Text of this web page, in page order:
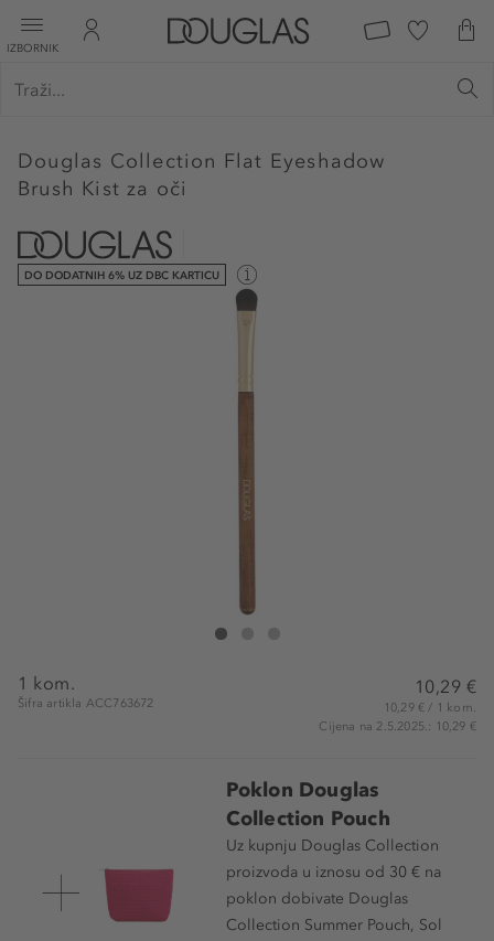
IZBORNIK
Douglas Collection Flat Eyeshadow
Brush Kist za oči
DO DODATNIH 6% UZ DBC KARTICU
Douglas Collection Flat Eyeshadow Brush
1 kom.
Šifra artikla ACC763672
10,29 €
10,29 € / 1 kom.
Cijena na 2.5.2025.: 10,29 €
Poklon Douglas
Collection Pouch
Uz kupnju Douglas Collection
proizvoda u iznosu od 30 € na
poklon dobivate Douglas
Collection Summer Pouch, Sol